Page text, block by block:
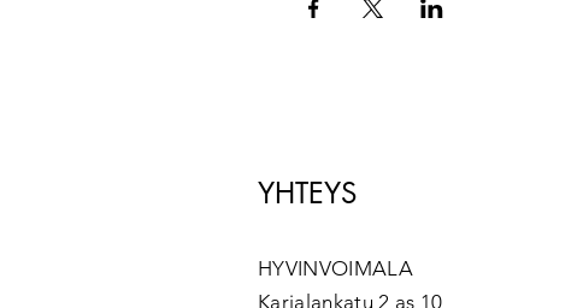
YHTEYS
HYVINVOIMALA
Karjalankatu 2 as 10